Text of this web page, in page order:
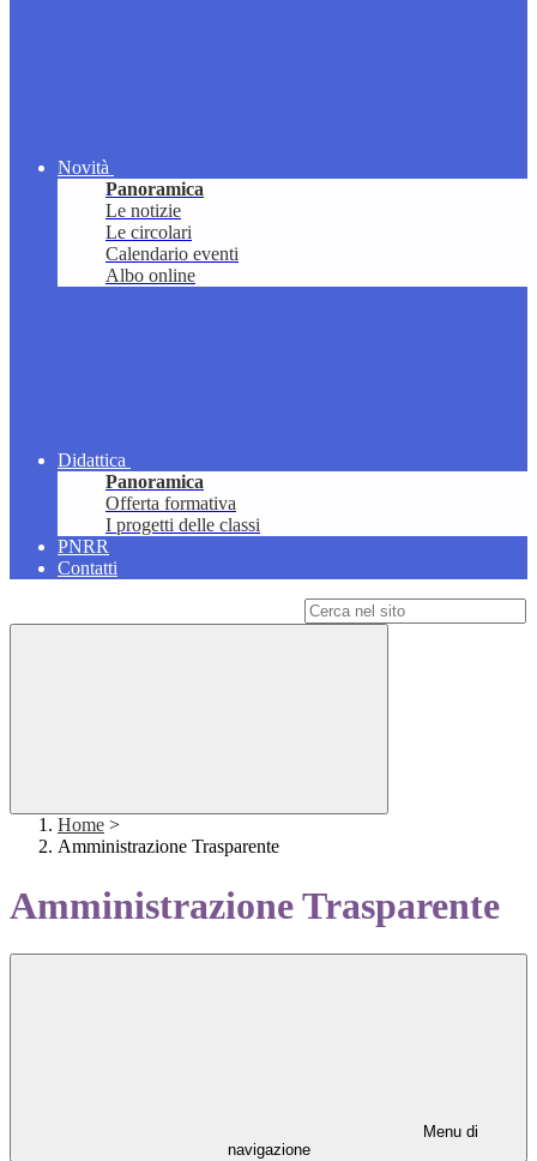
Novità
Panoramica
Le notizie
Le circolari
Calendario eventi
Albo online
Didattica
Panoramica
Offerta formativa
I progetti delle classi
PNRR
Contatti
Home >
Amministrazione Trasparente
Amministrazione Trasparente
Menu di
navigazione